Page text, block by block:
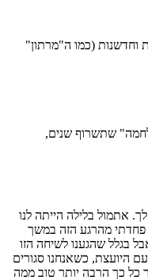
וחדשנות (כמו ה"מרתון"
שתשרוף שנים,
אתמול בלילה הייתה לנו
מהרגע הזה במשך
בגלל שהגענו לשיחה הזו
היועצת, כשאנחנו סגורים
כל כך הרבה יותר טוב ממה